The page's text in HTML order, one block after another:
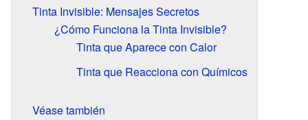
Tinta Invisible: Mensajes Secretos
¿Cómo Funciona la Tinta Invisible?
Tinta que Aparece con Calor
Tinta que Reacciona con Químicos
Véase también